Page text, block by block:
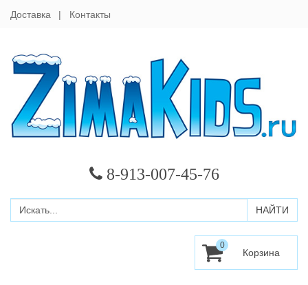
Доставка Контакты
8-913-007-45-76
0